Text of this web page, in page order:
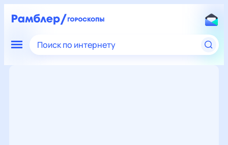
Поиск по интернету